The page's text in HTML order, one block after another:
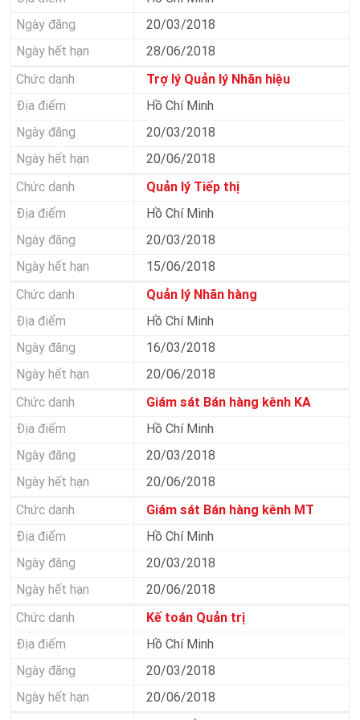
20/03/2018
28/06/2018
Trợ lý Quản lý Nhãn hiệu
Hồ Chí Minh
20/03/2018
20/06/2018
Quản lý Tiếp thị
Hồ Chí Minh
20/03/2018
15/06/2018
Quản lý Nhãn hàng
Hồ Chí Minh
16/03/2018
20/06/2018
Giám sát Bán hàng kênh KA
Hồ Chí Minh
20/03/2018
20/06/2018
Giám sát Bán hàng kênh MT
Hồ Chí Minh
20/03/2018
20/06/2018
Kế toán Quản trị
Hồ Chí Minh
20/03/2018
20/06/2018